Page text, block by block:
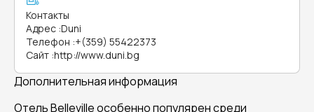
Контакты
Адрес :Duni
Телефон :+(359) 55422373
Сайт :http://www.duni.bg
Дополнительная информация
Отель Belleville особенно популярен среди